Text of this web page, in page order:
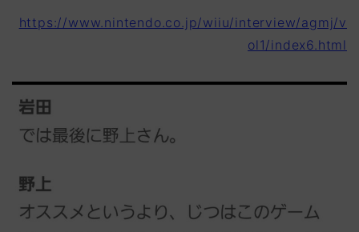
https://www.nintendo.co.jp/wiiu/interview/agmj/v
ol1/index6.html